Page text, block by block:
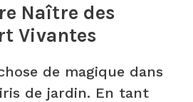
Naître des
Vivantes
de magique dans
de jardin. En tant